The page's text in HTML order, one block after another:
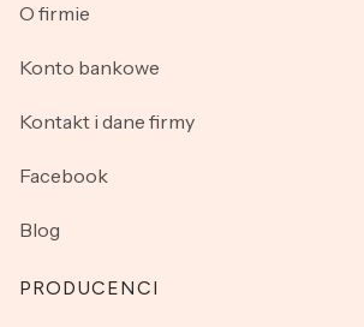
O firmie
Konto bankowe
Kontakt i dane firmy
Facebook
Blog
PRODUCENCI